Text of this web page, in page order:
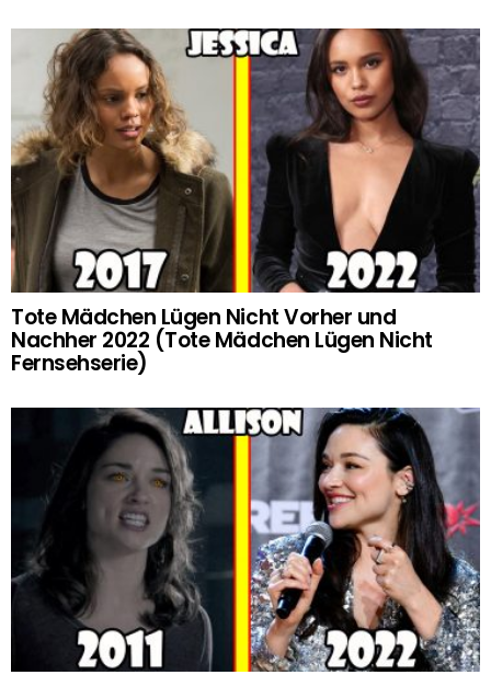
Tote Mädchen Lügen Nicht Vorher und
Nachher 2022 (Tote Mädchen Lügen Nicht
Fernsehserie)